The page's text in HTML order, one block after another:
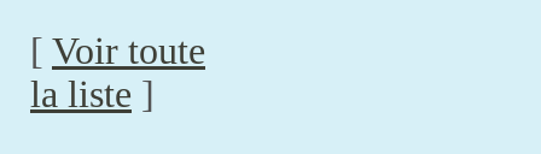
[ Voir toute
la liste ]